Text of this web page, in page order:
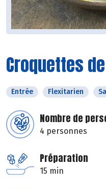
Croquettes
Entrée Flexitarien
Nombre de
4 personnes
Préparation
15 min